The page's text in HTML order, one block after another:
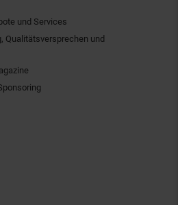
und Services
Qualitätsversprechen und